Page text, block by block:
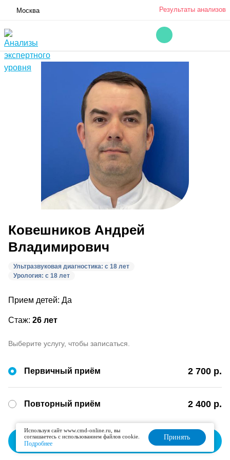
Москва Результаты анализов
Ковешников Андрей
Владимирович
Ультразвуковая диагностика: с 18 лет
Урология: с 18 лет
Прием детей: Да
Стаж: 26 лет
Выберите услугу, чтобы записаться.
Первичный приём 2 700 р.
Повторный приём 2 400 р.
Записаться
Используя сайт www.cmd-online.ru, вы
соглашаетесь с использованием файлов cookie.
Подробнее
Принять